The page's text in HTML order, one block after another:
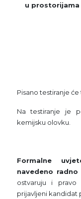
u prostorijama
Pisano testiranje
Na testiranje je
kemijsku olovku.
Formalne
navedeno
ostvaruju i pravo
prijavljeni kandidat